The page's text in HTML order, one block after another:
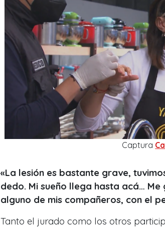
Captura
«La lesión es bastante grave,
dedo. Mi sueño llega hasta acá…
alguno de mis compañeros, con el
Tanto el jurado como los otros